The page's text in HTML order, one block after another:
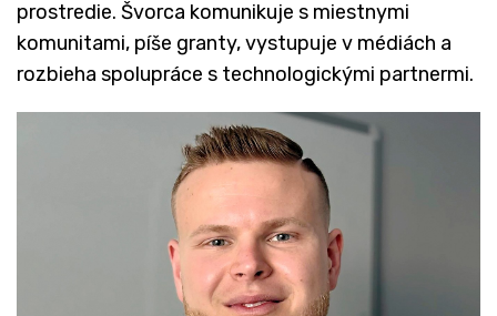
prostredie. Švorca komunikuje s miestnymi
komunitami, píše granty, vystupuje v médiách a
rozbieha spolupráce s technologickými partnermi.